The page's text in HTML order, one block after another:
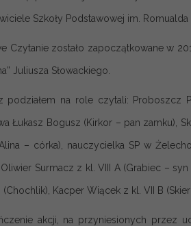
Szkoły Podstawowej im.
Czytanie zostało zapoczątkowane w
Juliusza Słowackiego.
podziałem na role czytali: Proboszcz
Łukasz Bogusz (Kirkor – pan zamku),
– córka), nauczycielka SP w
Surmacz z kl. VIII A (Grabiec –
(Chochlik), Kacper Wiącek z kl. VII B
akcji, na przyniesionych przez